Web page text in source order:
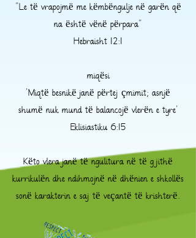
"Le të vrapojmë me këmbëngulje në garën që
na është vënë përpara"
Hebraisht 12:1
miqësi
'Miqtë besnikë janë përtej çmimit; asnjë
shumë nuk mund të balancojë vlerën e tyre'
Eklisiastiku 6:15
Këto vlera janë të ngulitura në të gjithë
kurrikulën dhe ndihmojnë në dhënien e shkollës
sonë karakterin e saj të veçantë të krishterë.